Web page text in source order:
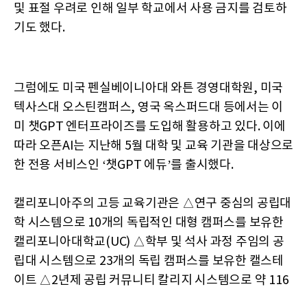
및 표절 우려로 인해 일부 학교에서 사용 금지를 검토하
기도 했다.
그럼에도 미국 펜실베이니아대 와튼 경영대학원, 미국
텍사스대 오스틴캠퍼스, 영국 옥스퍼드대 등에서는 이
미 챗GPT 엔터프라이즈를 도입해 활용하고 있다. 이에
따라 오픈AI는 지난해 5월 대학 및 교육 기관을 대상으로
한 전용 서비스인 ‘챗GPT 에듀’를 출시했다.
캘리포니아주의 고등 교육기관은 △연구 중심의 공립대
학 시스템으로 10개의 독립적인 대형 캠퍼스를 보유한
캘리포니아대학교(UC) △학부 및 석사 과정 주임의 공
립대 시스템으로 23개의 독립 캠퍼스를 보유한 캘스테
이트 △2년제 공립 커뮤니티 칼리지 시스템으로 약 116